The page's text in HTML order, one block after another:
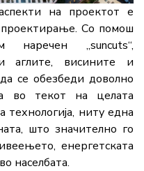
на проектот е
Со помош
наречен „suncuts“,
аглите, висините и
се обезбеди доволно
во текот на целата
технологија, ниту една
што значително го
енергетската
населбата.